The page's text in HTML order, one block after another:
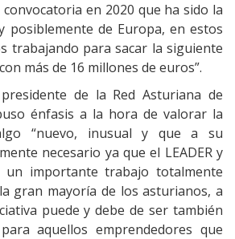
en 2020 que ha sido la
posiblemente de Europa, en estos
trabajando para sacar la siguiente
más de 16 millones de euros”.
de la Red Asturiana de
énfasis a la hora de valorar la
“nuevo, inusual y que a su
necesario ya que el LEADER y
un importante trabajo totalmente
gran mayoría de los asturianos, a
puede y debe de ser también
aquellos emprendedores que